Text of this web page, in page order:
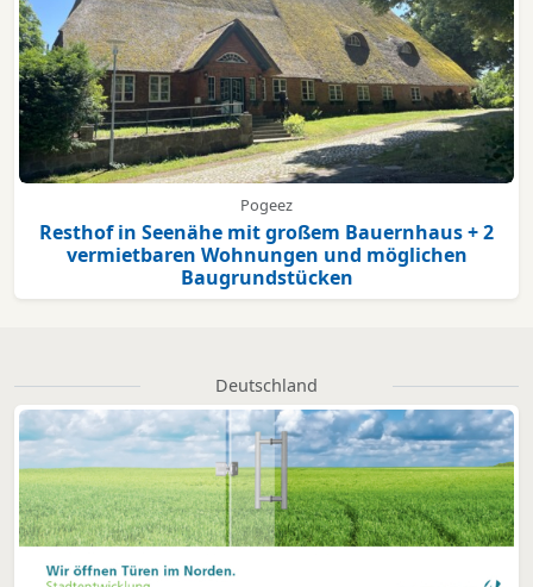
Pogeez
Resthof in Seenähe mit großem Bauernhaus + 2
vermietbaren Wohnungen und möglichen
Baugrundstücken
Deutschland